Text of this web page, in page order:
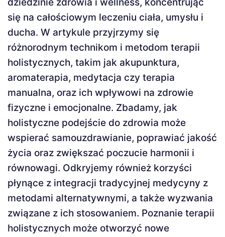
dziedzinie zdrowia i wellness, koncentrując
się na całościowym leczeniu ciała, umysłu i
ducha. W artykule przyjrzymy się
różnorodnym technikom i metodom terapii
holistycznych, takim jak akupunktura,
aromaterapia, medytacja czy terapia
manualna, oraz ich wpływowi na zdrowie
fizyczne i emocjonalne. Zbadamy, jak
holistyczne podejście do zdrowia może
wspierać samouzdrawianie, poprawiać jakość
życia oraz zwiększać poczucie harmonii i
równowagi. Odkryjemy również korzyści
płynące z integracji tradycyjnej medycyny z
metodami alternatywnymi, a także wyzwania
związane z ich stosowaniem. Poznanie terapii
holistycznych może otworzyć nowe